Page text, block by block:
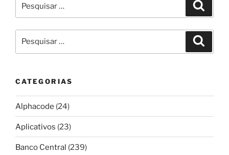
por:
por:
CATEGORIAS
Alphacode (24)
Aplicativos (23)
Banco Central (239)